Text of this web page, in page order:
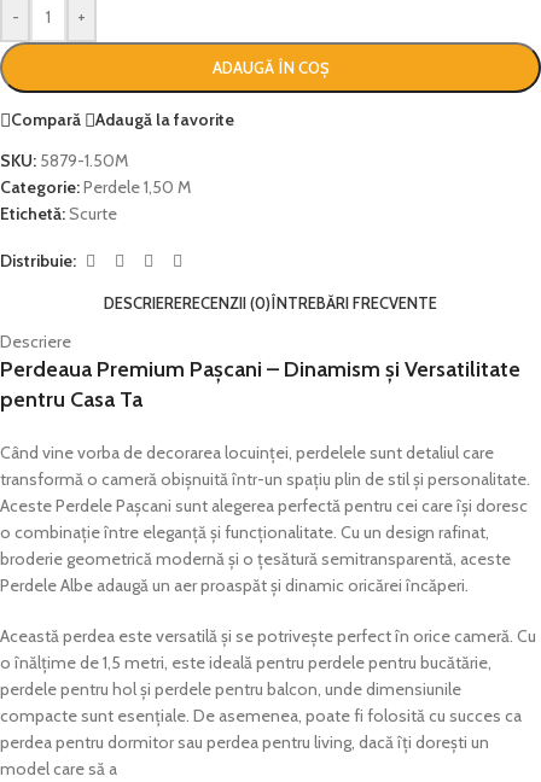
- +
ADAUGĂ ÎN COȘ
Compară
Adaugă la favorite
SKU: 5879-1.50M
Categorie:Perdele 1,50 M
Etichetă:Scurte
Distribuie:
DESCRIERERECENZII (0)ÎNTREBĂRI FRECVENTE
Descriere
Perdeaua Premium Pașcani – Dinamism și Versatilitate
pentru Casa Ta
Când vine vorba de decorarea locuinței, perdelele sunt detaliul care
transformă o cameră obișnuită într-un spațiu plin de stil și personalitate.
Aceste Perdele Pașcani sunt alegerea perfectă pentru cei care își doresc
o combinație între eleganță și funcționalitate. Cu un design rafinat,
broderie geometrică modernă și o țesătură semitransparentă, aceste
Perdele Albe adaugă un aer proaspăt și dinamic oricărei încăperi.
Această perdea este versatilă și se potrivește perfect în orice cameră. Cu
o înălțime de 1,5 metri, este ideală pentru perdele pentru bucătărie,
perdele pentru hol și perdele pentru balcon, unde dimensiunile
compacte sunt esențiale. De asemenea, poate fi folosită cu succes ca
perdea pentru dormitor sau perdea pentru living, dacă îți dorești un
model care să a